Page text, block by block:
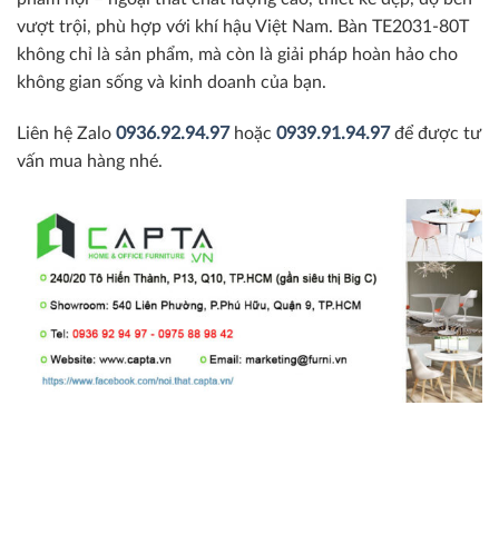
vượt trội, phù hợp với khí hậu Việt Nam. Bàn TE2031-80T
không chỉ là sản phẩm, mà còn là giải pháp hoàn hảo cho
không gian sống và kinh doanh của bạn.
Liên hệ Zalo 0936.92.94.97hoặc 0939.91.94.97 để được tư
vấn mua hàng nhé.